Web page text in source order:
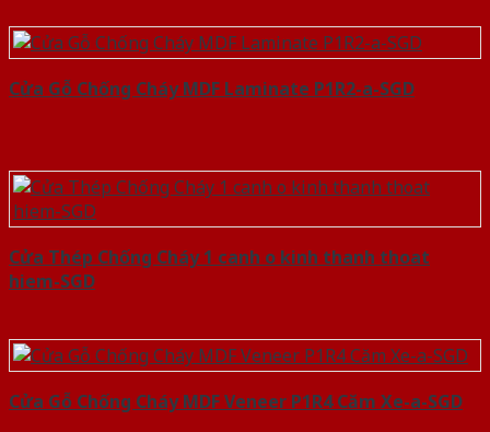
Cửa Gỗ Chống Cháy MDF Laminate P1R2-a-SGD
Cửa Thép Chống Cháy 1 canh o kinh thanh thoat
hiem-SGD
Cửa Gỗ Chống Cháy MDF Veneer P1R4 Căm Xe-a-SGD